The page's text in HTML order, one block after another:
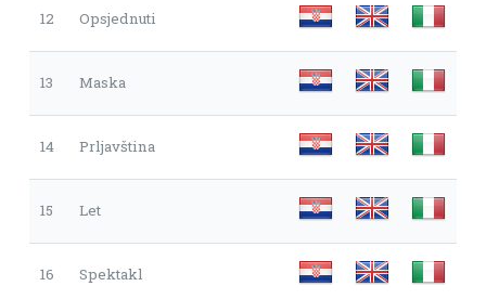
12 Opsjednuti
13 Maska
14 Prljavština
15 Let
16 Spektakl